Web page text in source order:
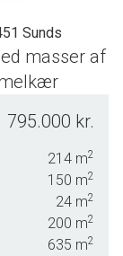
Sunds
masser af
70 m²
ejendommen
som giver et
drømmen er
795.000 kr.
214 m2
150 m2
24 m2
200 m2
635 m2